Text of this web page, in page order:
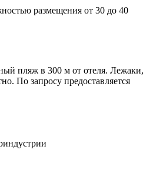
размещения от 30 до 40
пляж в 300 м от отеля. Лежаки,
По запросу предоставляется